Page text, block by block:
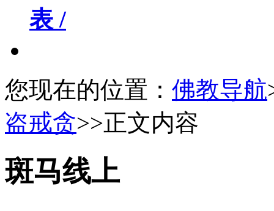
表 /
您现在的位置： 佛教导航
盗戒贪>>正文内容
斑马线上